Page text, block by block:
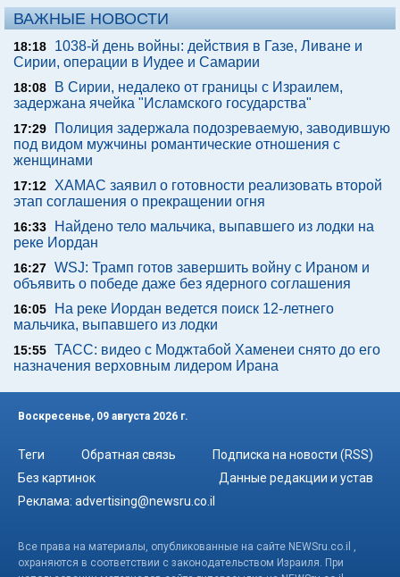
ВАЖНЫЕ НОВОСТИ
18:18
1038-й день войны: действия в Газе, Ливане и
Сирии, операции в Иудее и Самарии
18:08
В Сирии, недалеко от границы с Израилем,
задержана ячейка "Исламского государства"
17:29
Полиция задержала подозреваемую, заводившую
под видом мужчины романтические отношения с
женщинами
17:12
ХАМАС заявил о готовности реализовать второй
этап соглашения о прекращении огня
16:33
Найдено тело мальчика, выпавшего из лодки на
реке Иордан
16:27 WSJ: Трамп готов завершить войну с Ираном и
объявить о победе даже без ядерного соглашения
16:05
На реке Иордан ведется поиск 12-летнего
мальчика, выпавшего из лодки
15:55 ТАСС: видео с Моджтабой Хаменеи снято до его
назначения верховным лидером Ирана
Воскресенье, 09 августа 2026 г.
Теги Обратная связь
Подписка на новости (RSS)
Без картинок
Данные редакции и устав
Реклама: advertising@newsru.co.il
Все права на материалы, опубликованные на сайте NEWSru.co.il ,
охраняются в соответствии с законодательством Израиля. При